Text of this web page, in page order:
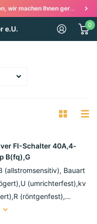
wenn es um Elektroinstallationen
e.U. 0
FI-Schalter 40A,4-
B(fq),G
(allstromsensitiv), Bauart
(umrichterfest),kv
(röntgenfest),
62423,EN 61008,